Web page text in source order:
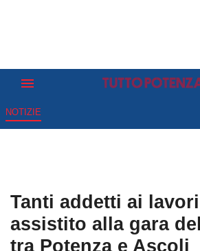
NOTIZIE
Tanti addetti ai
assistito alla gara
tra Potenza e Ascoli